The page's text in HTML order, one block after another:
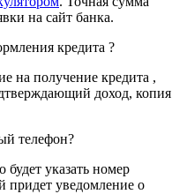
на сайт банка.
кредита ?
на получение кредита ,
доход, копия
телефон?
указать номер
придет уведомление о